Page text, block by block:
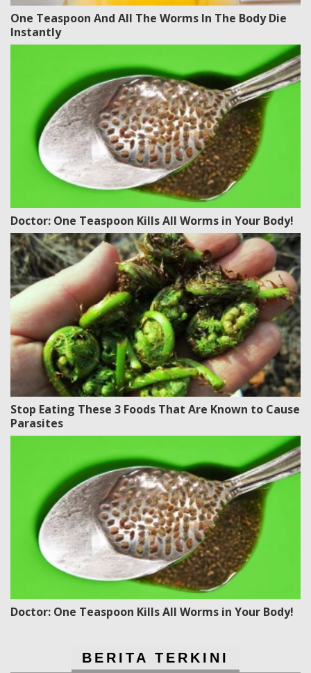
One Teaspoon And All The Worms In The Body Die
Instantly
Doctor: One Teaspoon Kills All Worms in Your Body!
Stop Eating These 3 Foods That Are Known to Cause
Parasites
Doctor: One Teaspoon Kills All Worms in Your Body!
BERITA TERKINI